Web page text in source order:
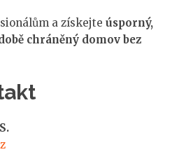
a získejte úsporný,
chráněný domov bez